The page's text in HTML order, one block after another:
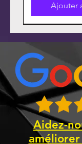
Ajouter
Aidez-